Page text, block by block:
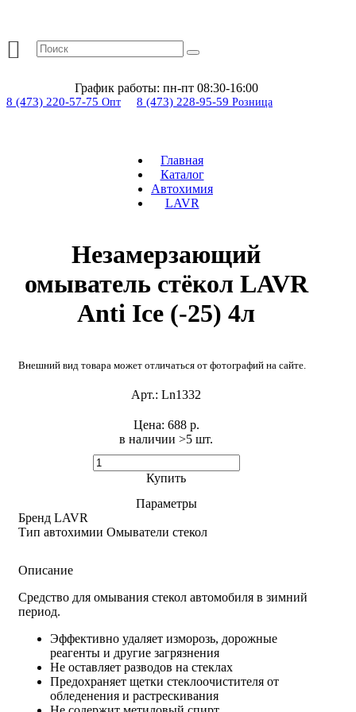
График работы: пн-пт 08:30-16:00
8 (473) 220-57-75 Опт 8 (473) 228-95-59 Розница
Главная
Каталог
Автохимия
LAVR
Незамерзающий
омыватель стёкол LAVR
Anti Ice (-25) 4л
Внешний вид товара может отличаться от фотографий на сайте.
Арт.: Ln1332
в наличии >5 шт. ​
Цена: 688 р.
Купить
Параметры
Бренд LAVR
Тип автохимии Омыватели стекол
Описание
Средство для омывания стекол автомобиля в зимний
период.
Эффективно удаляет изморозь, дорожные
реагенты и другие загрязнения
Не оставляет разводов на стеклах
Предохраняет щетки стеклоочистителя от
обледенения и растрескивания